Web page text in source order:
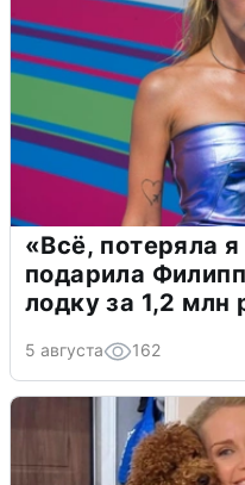
«Всё, потеряла
подарила
лодку за 1,2 млн
5 августа 162